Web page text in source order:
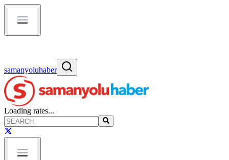
samanyoluhaber
Loading rates...